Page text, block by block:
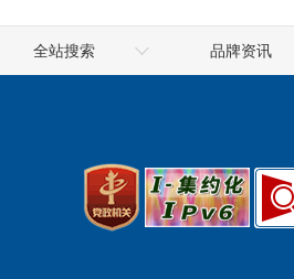
全站搜索
阿勒泰地区
阿克苏地区
品牌资讯
十大网赌app排行
网